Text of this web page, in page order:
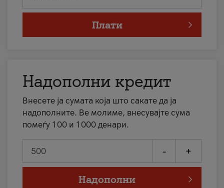
Плати
Надополни кредит
Внесете ја сумата која што сакате да ја
надополните. Ве молиме, внесувајте сума
помеѓу 100 и 1000 денари.
- +
Надополни